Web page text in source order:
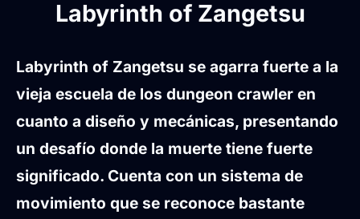
Labyrinth of Zangetsu
Labyrinth of Zangetsu se agarra fuerte a la
vieja escuela de los dungeon crawler en
cuanto a diseño y mecánicas, presentando
un desafío donde la muerte tiene fuerte
significado. Cuenta con un sistema de
movimiento que se reconoce bastante